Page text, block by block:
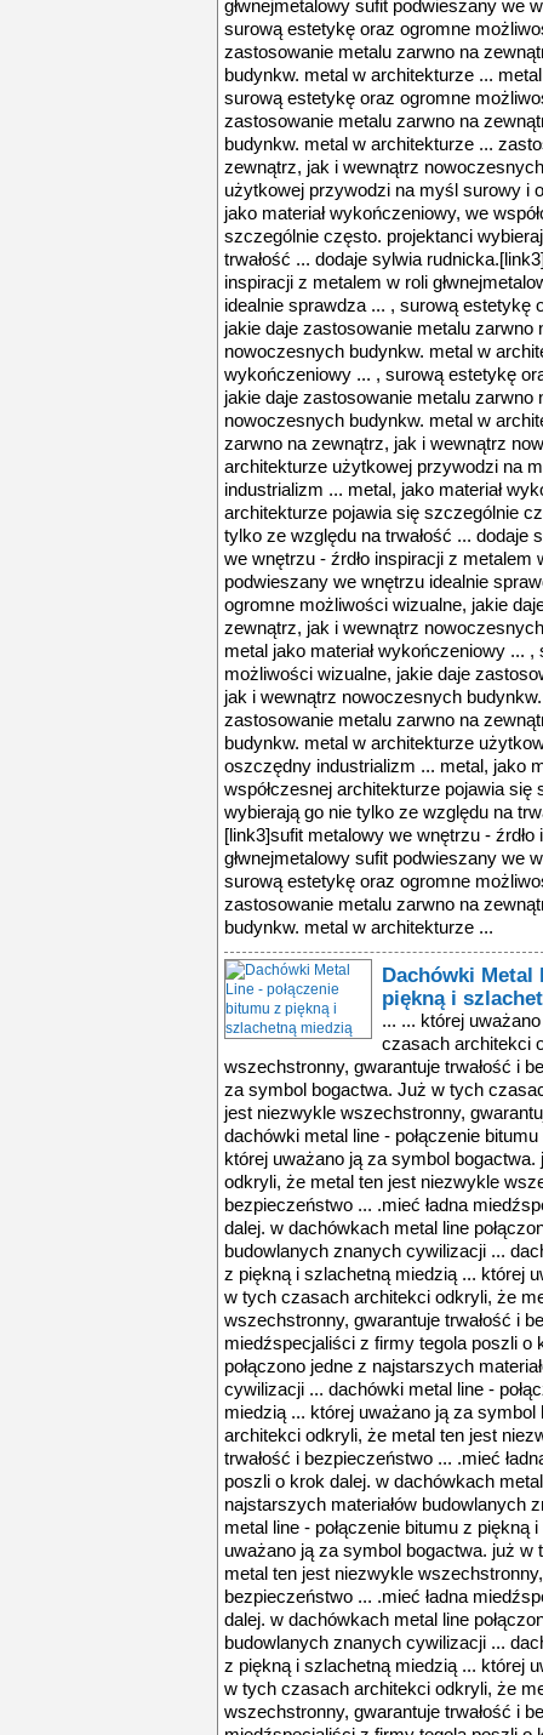
Dachówki Metal
piękną i
... ... której
czasach architekci
wszechstronny, gwarantuje trwałość i
za symbol bogactwa. Już w tych
jest niezwykle wszechstronny,
dachówki metal line - połączenie
której uważano ją za symbol
odkryli, że metal ten jest niezwykle
bezpieczeństwo ... .mieć ładna
dalej. w dachówkach metal line
budowlanych znanych cywilizacji ...
z piękną i szlachetną miedzią ... której
w tych czasach architekci odkryli, że
wszechstronny, gwarantuje trwałość i
miedźspecjaliści z firmy tegola poszli o
połączono jedne z najstarszych
cywilizacji ... dachówki metal line -
miedzią ... której uważano ją za
architekci odkryli, że metal ten jest
trwałość i bezpieczeństwo ... .mieć
poszli o krok dalej. w dachówkach
najstarszych materiałów budowlanych
metal line - połączenie bitumu z piękną
uważano ją za symbol bogactwa. już
metal ten jest niezwykle
bezpieczeństwo ... .mieć ładna
dalej. w dachówkach metal line
budowlanych znanych cywilizacji ...
z piękną i szlachetną miedzią ... której
w tych czasach architekci odkryli, że
wszechstronny, gwarantuje trwałość i